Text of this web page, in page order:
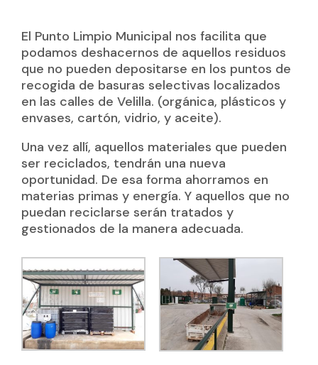
El Punto Limpio Municipal nos facilita que
podamos deshacernos de aquellos residuos
que no pueden depositarse en los puntos de
recogida de basuras selectivas localizados
en las calles de Velilla. (orgánica, plásticos y
envases, cartón, vidrio, y aceite).
Una vez allí, aquellos materiales que pueden
ser reciclados, tendrán una nueva
oportunidad. De esa forma ahorramos en
materias primas y energía. Y aquellos que no
puedan reciclarse serán tratados y
gestionados de la manera adecuada.